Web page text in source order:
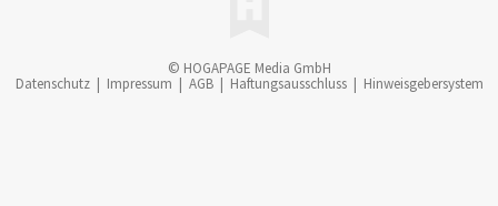
© HOGAPAGE Media GmbH
Datenschutz | Impressum | AGB | Haftungsausschluss | Hinweisgebersystem